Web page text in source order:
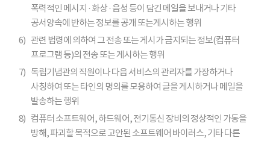
폭력적인 메시지 · 화상 · 음성 등이 담긴 메일을 보내거나 기타
공서양속에 반하는 정보를 공개 또는게시하는 행위
6) 관련 법령에 의하여 그 전송 또는 게시가 금지되는 정보(컴퓨터
프로그램 등)의 전송 또는 게시하는 행위
7) 독립기념관의 직원이나 다음 서비스의 관리자를 가장하거나
사칭하여 또는 타인의 명의를 모용하여 글을 게시하거나 메일을
발송하는 행위
8) 컴퓨터 소프트웨어, 하드웨어, 전기통신 장비의 정상적인 가동을
방해, 파괴할 목적으로 고안된 소프트웨어 바이러스, 기타 다른